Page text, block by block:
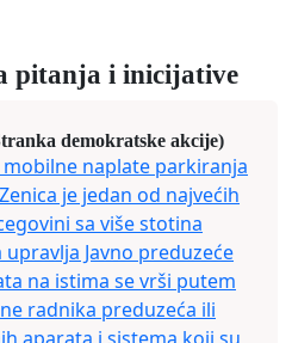
pitanja i inicijative
demokratske akcije)
naplate parkiranja
Zenica je jedan od najvećih
sa više stotina
Javno preduzeće
na istima se vrši putem
radnika preduzeća ili